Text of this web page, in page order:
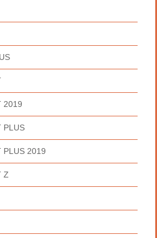
2019
PLUS
PLUS 2019
Z